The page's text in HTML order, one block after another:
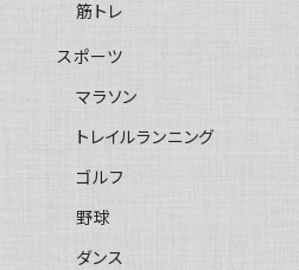
筋トレ
スポーツ
マラソン
トレイルランニング
ゴルフ
野球
ダンス